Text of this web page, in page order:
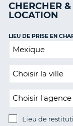
PARTENAIRES
CLIENT
MON
RÉSERVATION
BELGIQUE
CHERCHER
LOCATION
Lieu
restitution
LIEU DE PRISE EN
Lieu de